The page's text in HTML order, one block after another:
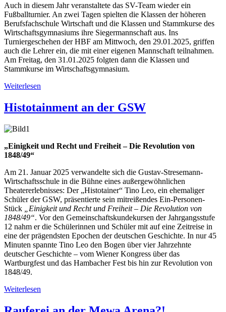
Auch in diesem Jahr veranstaltete das SV-Team wieder ein
Fußballturnier. An zwei Tagen spielten die Klassen der höheren
Berufsfachschule Wirtschaft und die Klassen und Stammkurse des
Wirtschaftsgymnasiums ihre Siegermannschaft aus. Ins
Turniergeschehen der HBF am Mittwoch, den 29.01.2025, griffen
auch die Lehrer ein, die mit einer eigenen Mannschaft teilnahmen.
Am Freitag, den 31.01.2025 folgten dann die Klassen und
Stammkurse im Wirtschaftsgymnasium.
Weiterlesen
Histotainment an der GSW
„Einigkeit und Recht und Freiheit – Die Revolution von
1848/49“
Am 21. Januar 2025 verwandelte sich die Gustav-Stresemann-
Wirtschaftsschule in die Bühne eines außergewöhnlichen
Theatererlebnisses: Der „Histotainer“ Tino Leo, ein ehemaliger
Schüler der GSW, präsentierte sein mitreißendes Ein-Personen-
Stück
„Einigkeit und Recht und Freiheit – Die Revolution von
1848/49“. Vor den Gemeinschaftskundekursen der Jahrgangsstufe
12 nahm er die Schülerinnen und Schüler mit auf eine Zeitreise in
eine der prägendsten Epochen der deutschen Geschichte. In nur 45
Minuten spannte Tino Leo den Bogen über vier Jahrzehnte
deutscher Geschichte – vom Wiener Kongress über das
Wartburgfest und das Hambacher Fest bis hin zur Revolution von
1848/49.
Weiterlesen